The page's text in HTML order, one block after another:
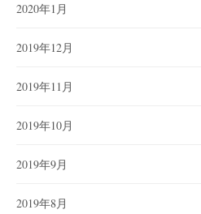
2020年1月
2019年12月
2019年11月
2019年10月
2019年9月
2019年8月